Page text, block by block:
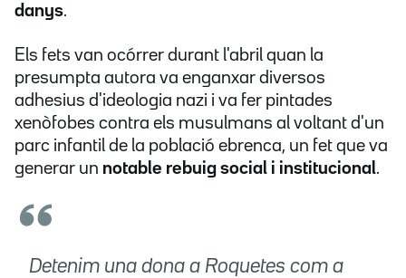
danys.
Els fets van ocórrer durant l'abril quan la
presumpta autora va enganxar diversos
adhesius d'ideologia nazi i va fer pintades
xenòfobes contra els musulmans al voltant d'un
parc infantil de la població ebrenca, un fet que va
generar un notable rebuig social i institucional.
Detenim una dona a Roquetes com a